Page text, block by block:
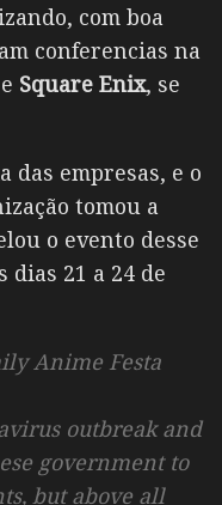
com boa
conferencias na
Square Enix, se
das empresas, e o
tomou a
o evento desse
dias 21 a 24 de
Anime Festa
outbreak and
government to
but above all